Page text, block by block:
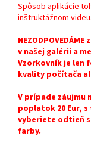
Spôsob aplikácie
inštruktážnom videu.
v našej galérii a
Vzorkovník je len
kvality počítača
V prípade záujmu
poplatok 20 Eur,
vyberiete odtieň
farby.